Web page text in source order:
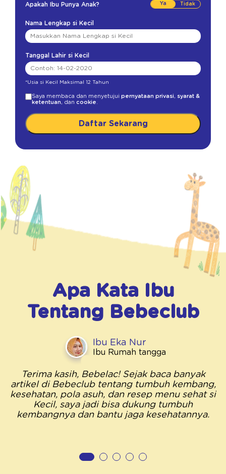
Apakah Ibu Punya Anak? Ya
Nama Lengkap si Kecil
Tanggal Lahir si Kecil
*Usia si Kecil Maksimal 12 Tahun
Saya membaca dan menyetujui pernyataan privasi, syarat &
ketentuan, dan cookie
Daftar Sekarang
Apa Kata Ibu
Tentang Bebeclub
Ibu Eka Nur
Ibu Rumah tangga
Terima kasih, Bebelac! Sejak baca banyak
artikel di Bebeclub tentang tumbuh kembang,
kesehatan, pola asuh, dan resep menu sehat si
Kecil, saya jadi bisa dukung tumbuh
kembangnya dan bantu jaga kesehatannya.